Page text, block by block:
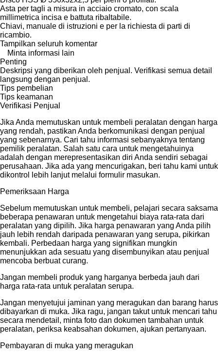
Asta per tagli a misura in acciaio cromato, con scala
millimetrica incisa e battuta ribaltabile.
Chiavi, manuale di istruzioni e per la richiesta di parti di
ricambio.
Tampilkan seluruh komentar
Minta informasi lain
Penting
Deskripsi yang diberikan oleh penjual. Verifikasi semua detail
langsung dengan penjual.
Tips pembelian
Tips keamanan
Verifikasi Penjual
Jika Anda memutuskan untuk membeli peralatan dengan harga
yang rendah, pastikan Anda berkomunikasi dengan penjual
yang sebenarnya. Cari tahu informasi sebanyaknya tentang
pemilik peralatan. Salah satu cara untuk mengetahuinya
adalah dengan merepresentasikan diri Anda sendiri sebagai
perusahaan. Jika ada yang mencurigakan, beri tahu kami untuk
dikontrol lebih lanjut melalui formulir masukan.
Pemeriksaan Harga
Sebelum memutuskan untuk membeli, pelajari secara saksama
beberapa penawaran untuk mengetahui biaya rata-rata dari
peralatan yang dipilih. Jika harga penawaran yang Anda pilih
jauh lebih rendah daripada penawaran yang serupa, pikirkan
kembali. Perbedaan harga yang signifikan mungkin
menunjukkan ada sesuatu yang disembunyikan atau penjual
mencoba berbuat curang.
Jangan membeli produk yang harganya berbeda jauh dari
harga rata-rata untuk peralatan serupa.
Jangan menyetujui jaminan yang meragukan dan barang harus
dibayarkan di muka. Jika ragu, jangan takut untuk mencari tahu
secara mendetail, minta foto dan dokumen tambahan untuk
peralatan, periksa keabsahan dokumen, ajukan pertanyaan.
Pembayaran di muka yang meragukan